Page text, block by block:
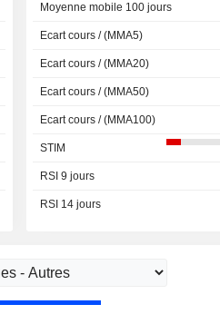
Moyenne mobile 100 jours
Ecart cours / (MMA5)
Ecart cours / (MMA20)
Ecart cours / (MMA50)
Ecart cours / (MMA100)
STIM
RSI 9 jours
RSI 14 jours